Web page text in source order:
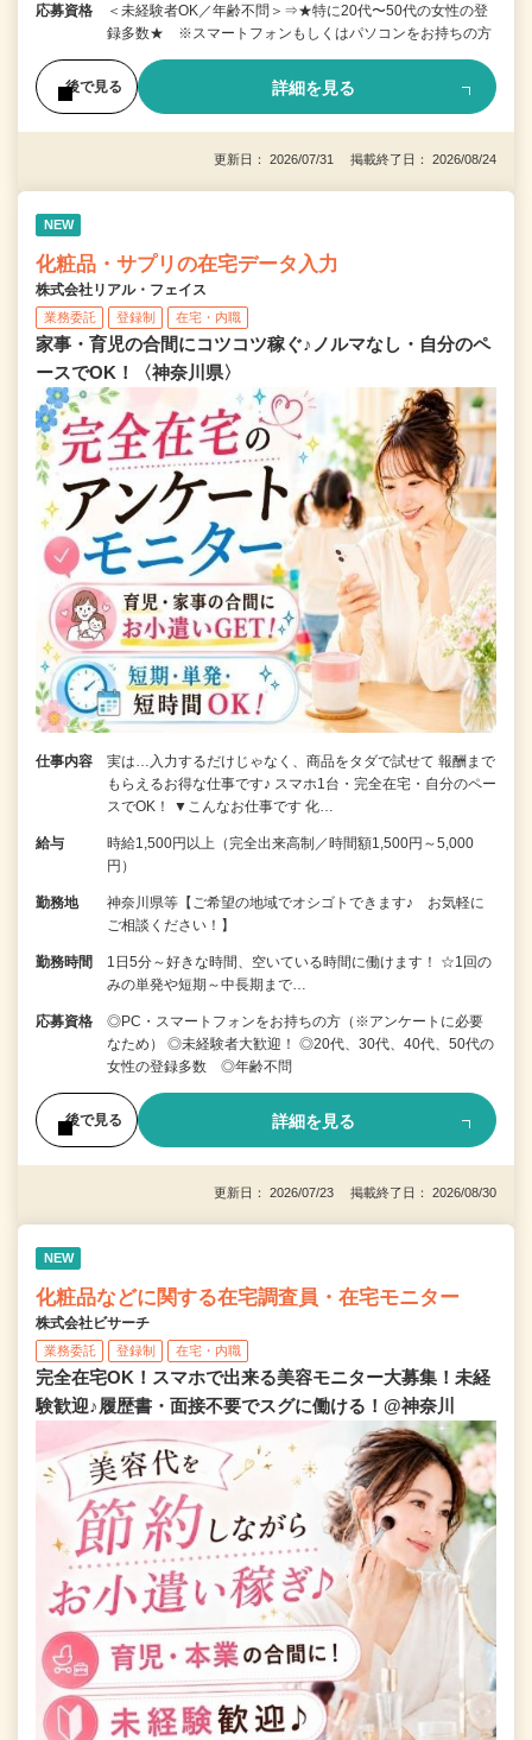
応募資格
＜未経験者OK／年齢不問＞⇒★特に20代〜50代の女性の登
録多数★ ※スマートフォンもしくはパソコンをお持ちの方
後で見る 詳細を見る
更新日： 2026/07/31 掲載終了日： 2026/08/24
NEW
化粧品・サプリの在宅データ入力
株式会社リアル・フェイス
業務委託 登録制 在宅・内職
家事・育児の合間にコツコツ稼ぐ♪ノルマなし・自分のペ
ースでOK！〈神奈川県〉
仕事内容
実は…入力するだけじゃなく、商品をタダで試せて 報酬まで
もらえるお得な仕事です♪ スマホ1台・完全在宅・自分のペー
スでOK！ ▼こんなお仕事です 化…
給与
時給1,500円以上（完全出来高制／時間額1,500円～5,000
円）
勤務地
神奈川県等【ご希望の地域でオシゴトできます♪ お気軽に
ご相談ください！】
勤務時間
1日5分～好きな時間、空いている時間に働けます！ ☆1回の
みの単発や短期～中長期まで…
応募資格
◎PC・スマートフォンをお持ちの方（※アンケートに必要
なため） ◎未経験者大歓迎！ ◎20代、30代、40代、50代の
女性の登録多数 ◎年齢不問
後で見る 詳細を見る
更新日： 2026/07/23 掲載終了日： 2026/08/30
NEW
化粧品などに関する在宅調査員・在宅モニター
株式会社ビサーチ
業務委託 登録制 在宅・内職
完全在宅OK！スマホで出来る美容モニター大募集！未経
験歓迎♪履歴書・面接不要でスグに働ける！@神奈川